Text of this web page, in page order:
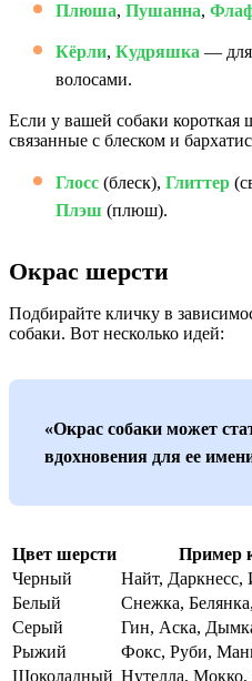
Плюша, Пушанна,
Кёрли, Кудряшка — для
волосами.
Если у вашей собаки
связанные с блеском и
Глосс (блеск), Глиттер
Плэш (плюш).
Окрас шерсти
Подбирайте кличку в
собаки. Вот несколько идей:
«Окрас собаки может
вдохновения для ее
Цвет шерсти
Пример
Черный
Найт,
Белый
Снежка,
Серый
Гин, Аска,
Рыжий
Фокс, Руби,
Шоколадный Нутелла,